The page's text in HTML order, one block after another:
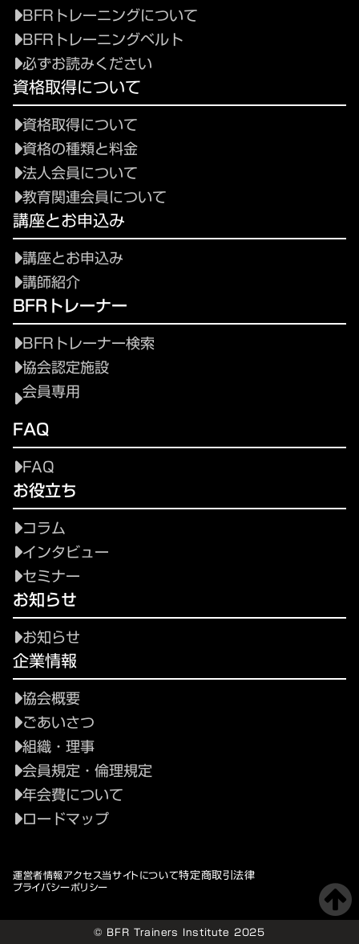
BFRトレーニングについて
BFRトレーニングベルト
必ずお読みください
資格取得について
資格取得について
資格の種類と料金
法人会員について
教育関連会員について
講座とお申込み
講座とお申込み
講師紹介
BFRトレーナー
BFRトレーナー検索
協会認定施設
会員専用
FAQ
FAQ
お役立ち
コラム
インタビュー
セミナー
お知らせ
お知らせ
企業情報
協会概要
ごあいさつ
組織・理事
会員規定・倫理規定
年会費について
ロードマップ
運営者情報アクセス当サイトについて特定商取引法律
プライバシーポリシー
© BFR Trainers Institute 2025